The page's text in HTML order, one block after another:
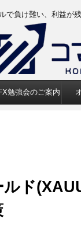
で負け難い、利益が
勉強会のご案内
ド